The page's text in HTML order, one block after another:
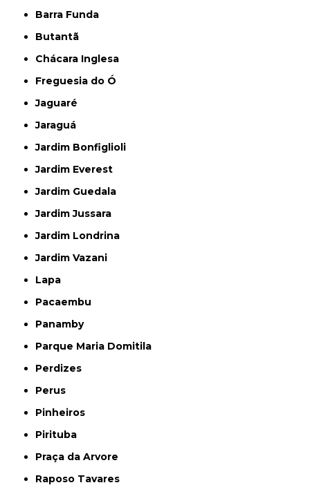
Barra Funda
Butantã
Chácara Inglesa
Freguesia do Ó
Jaguaré
Jaraguá
Jardim Bonfiglioli
Jardim Everest
Jardim Guedala
Jardim Jussara
Jardim Londrina
Jardim Vazani
Lapa
Pacaembu
Panamby
Parque Maria Domitila
Perdizes
Perus
Pinheiros
Pirituba
Praça da Arvore
Raposo Tavares